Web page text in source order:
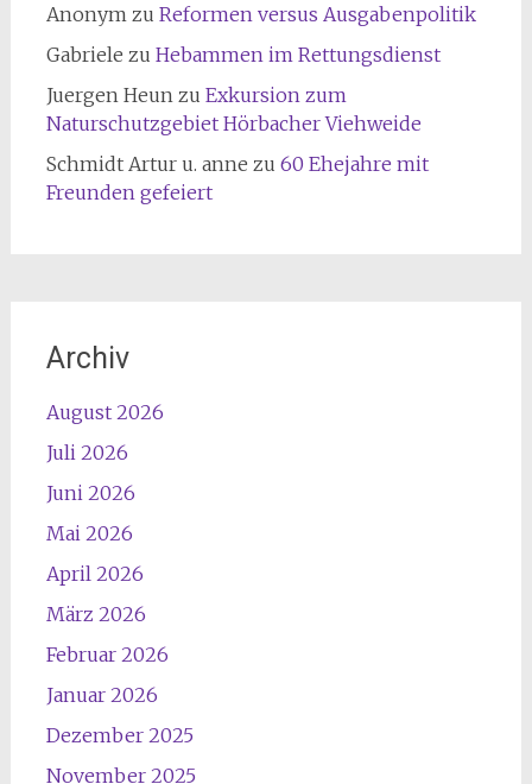
Anonym zu Reformen versus Ausgabenpolitik
Gabriele zu Hebammen im Rettungsdienst
Juergen Heun zu Exkursion zum
Naturschutzgebiet Hörbacher Viehweide
Schmidt Artur u. anne zu 60 Ehejahre mit
Freunden gefeiert
Archiv
August 2026
Juli 2026
Juni 2026
Mai 2026
April 2026
März 2026
Februar 2026
Januar 2026
Dezember 2025
November 2025